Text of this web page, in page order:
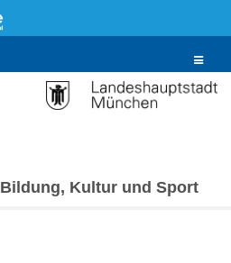
Toggle
Bildung, Kultur und Sport